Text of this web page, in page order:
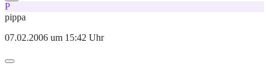
P
pippa
07.02.2006 um 15:42 Uhr